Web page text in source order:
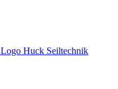
Logo Huck Seiltechnik